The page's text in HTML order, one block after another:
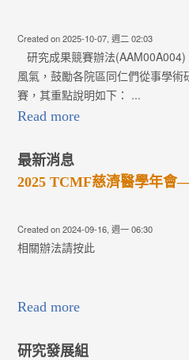
Created on 2025-10-07, 週二 02:03
研究成果競賽辦法
風氣，鼓勵各院區同仁們從事學
賽，其重點說明如下： ...
Read more
最新消息
2025 TCMF慈濟醫學年會
Created on 2024-09-16, 週一 06:30
相關辦法請按此
Read more
研究發展組